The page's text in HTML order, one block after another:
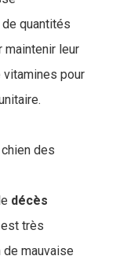
quantités
leur
pour
des
décès
très
mauvaise